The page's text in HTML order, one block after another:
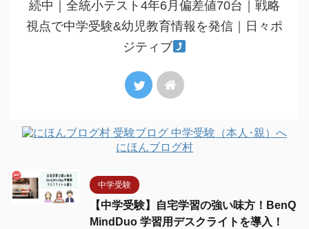
続中｜全統小テスト4年6月偏差値70台｜戦略
視点で中学受験&幼児教育情報を発信｜日々ポ
ジティブ
にほんブログ村
中学受験
【中学受験】自宅学習の強い味方！BenQ
MindDuo 学習用デスクライトを導入！